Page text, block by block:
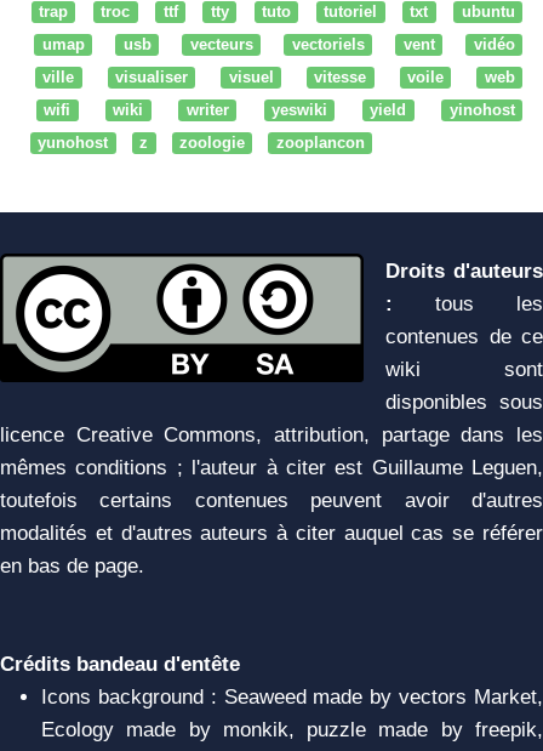
trap
troc ttf tty tuto tutoriel txt
ubuntu
umap
usb vecteurs vectoriels vent
vidéo
ville
visualiser visuel vitesse voile
web
wifi
wiki writer yeswiki yield
yinohost
yunohost
z zoologie zooplancon
Droits d'auteurs
:
tous les
contenues de ce
wiki sont
disponibles sous
licence Creative Commons, attribution, partage dans les
mêmes conditions ; l'auteur à citer est Guillaume Leguen,
toutefois certains contenues peuvent avoir d'autres
modalités et d'autres auteurs à citer auquel cas se référer
en bas de page.
Crédits bandeau d'entête
Icons background : Seaweed made by vectors Market,
Ecology made by monkik, puzzle made by freepik,